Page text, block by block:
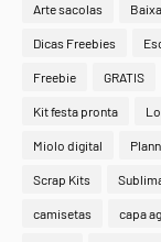
Arte sacolas
Dicas Freebies
Freebie GRATIS
Kit festa pronta
Miolo digital
Scrap Kits
camisetas capa